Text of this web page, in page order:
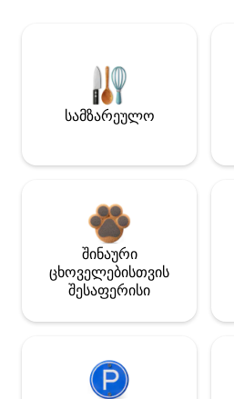
სამზარეულო
შინაური
ცხოველებისთვის
შესაფერისი